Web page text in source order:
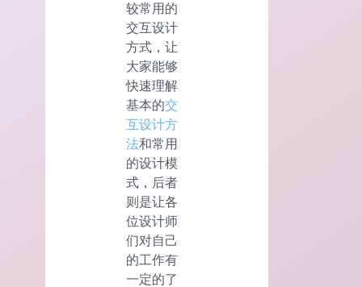
较常用的
交互设计
方式，让
大家能够
快速理解
基本的交
互设计方
法和常用
的设计模
式，后者
则是让各
位设计师
们对自己
的工作有
一定的了